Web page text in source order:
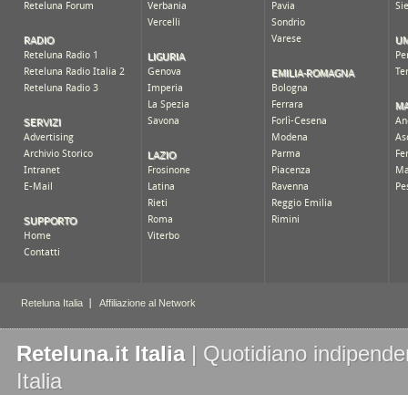
Reteluna.it Italia| Quotidiano
Italia